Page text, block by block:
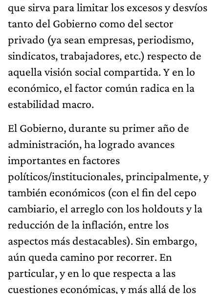
que sirva para limitar los excesos y desvíos
tanto del Gobierno como del sector
privado (ya sean empresas, periodismo,
sindicatos, trabajadores, etc.) respecto de
aquella visión social compartida. Y en lo
económico, el factor común radica en la
estabilidad macro.
El Gobierno, durante su primer año de
administración, ha logrado avances
importantes en factores
políticos/institucionales, principalmente, y
también económicos (con el fin del cepo
cambiario, el arreglo con los holdouts y la
reducción de la inflación, entre los
aspectos más destacables). Sin embargo,
aún queda camino por recorrer. En
particular, y en lo que respecta a las
cuestiones económicas, y más allá de los